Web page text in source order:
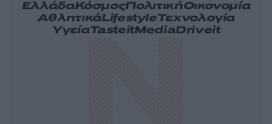
ΕλλάδαΚόσμοςΠολιτικήΟικονομία
ΑθλητικάLifestyleΤεχνολογία
ΥγείαTasteitMediaDriveit